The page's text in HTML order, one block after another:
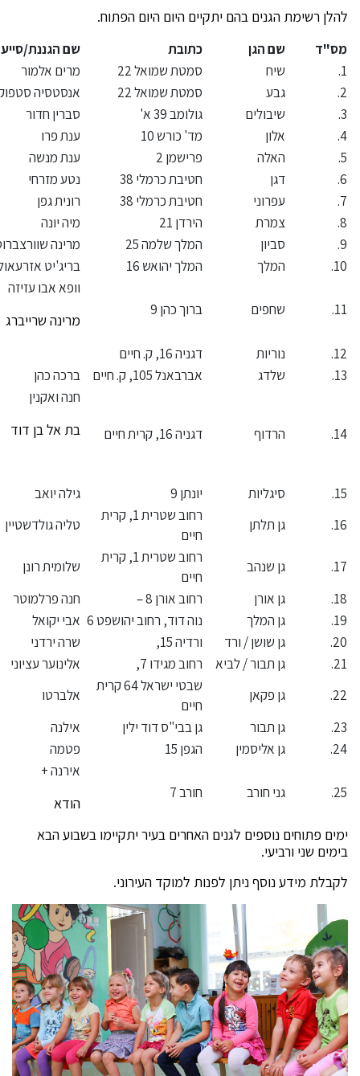
הגנים בהם יתקיים היום היום הפתוח.
שם הגן כתובת
שם הגננת/סייעת
שיח
סמטת שמואל 22
מרים אלמור
גבע
סמטת שמואל 22
אנסטסיה סטפוק
שיבולים
גולומב 39 א'
סברין חדור
אלון
האלה
פרישמן 2
דגן
חטיבת כרמלי 38
נטע מזרחי
עפרוני
חטיבת כרמלי 38
רונית גפן
צמרת
הירדן 21
סביון
המלך שלמה 25
מרינה שוורצברוט
המלך
המלך יהואש 16 בריג'יט אזרעאול
שחפים ברוך כהן 9
וופא אבו עזיזה
מרינה שרייברג
נוריות
דגניה 16, ק. חיים
שלדג
אברבאנל 105, ק. חיים ברכה כהן
הרדוף דגניה 16, קרית חיים בת אל בן דוד
סיגליות יונתן 9
גן תלתן
רחוב שטרית 1, קרית
חיים
טליה גולדשטיין
גן שנהב
רחוב שטרית 1, קרית
חיים
שלומית רונן
גן אורן
רחוב אורן 8 –
חנה פרלמוטר
גן המלך
נוה דוד, רחוב יהושפט 6
אבי יקואל
גן שושן / ורד
ורדיה 15,
גן תבור / לביא
רחוב מגידו 7,
אלינוער עציוני
גן פקאן
שבטי ישראל 64 קרית
חיים
אלברטו
גן תבור
גן בבי"ס דוד ילין
אילנה
גן אליסמין
הגפן 15
גני חורב חורב 7
נוספים לגנים האחרים בעיר יתקיימו בשבוע הבא
נוסף ניתן לפנות למוקד העירוני.